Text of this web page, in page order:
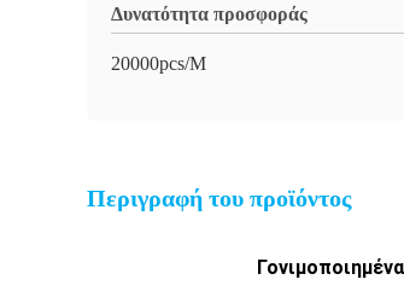
Δυνατότητα προσφοράς
20000pcs/M
Περιγραφή του προϊόντος